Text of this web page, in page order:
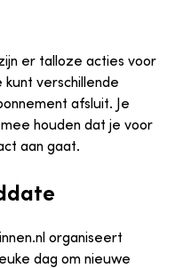
er talloze acties voor
kunt verschillende
afsluit. Je
houden dat je voor
aan gaat.
organiseert
dag om nieuwe